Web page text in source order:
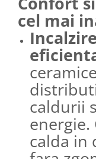
cel mai
caldurii
energie.
calda in